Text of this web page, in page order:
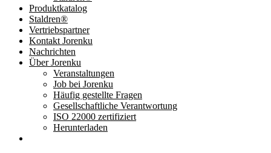
Produktkatalog
Staldren®
Vertriebspartner
Kontakt Jorenku
Nachrichten
Über Jorenku
Veranstaltungen
Job bei Jorenku
Häufig gestellte Fragen
Gesellschaftliche Verantwortung
ISO 22000 zertifiziert
Herunterladen